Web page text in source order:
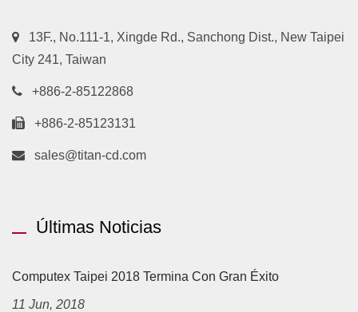
13F., No.111-1, Xingde Rd., Sanchong Dist., New Taipei
City 241, Taiwan
+886-2-85122868
+886-2-85123131
sales@titan-cd.com
Últimas Noticias
Computex Taipei 2018 Termina Con Gran Éxito
11 Jun, 2018